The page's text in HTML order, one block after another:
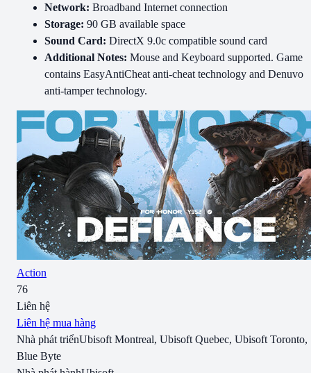
Network: Broadband Internet connection
Storage: 90 GB available space
Sound Card: DirectX 9.0c compatible sound card
Additional Notes: Mouse and Keyboard supported. Game
contains EasyAntiCheat anti-cheat technology and Denuvo
anti-tamper technology.
Action
76
Liên hệ
Liên hệ mua hàng
Nhà phát triểnUbisoft Montreal, Ubisoft Quebec, Ubisoft Toronto,
Blue Byte